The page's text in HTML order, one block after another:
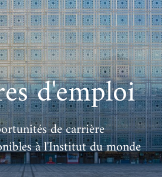
d'emploi
de carrière
à l'Institut du monde